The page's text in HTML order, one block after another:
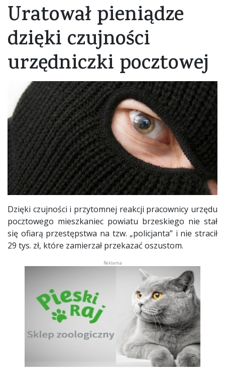
Uratował pieniądze
dzięki czujności
urzędniczki pocztowej
Dzięki czujności i przytomnej reakcji pracownicy urzędu
pocztowego mieszkaniec powiatu brzeskiego nie stał
się ofiarą przestępstwa na tzw. „policjanta” i nie stracił
29 tys. zł, które zamierzał przekazać oszustom.